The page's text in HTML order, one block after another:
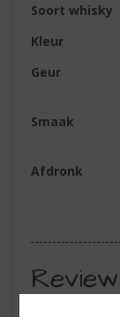
Soort whisky
Kleur
Geur
Smaak
Afdronk